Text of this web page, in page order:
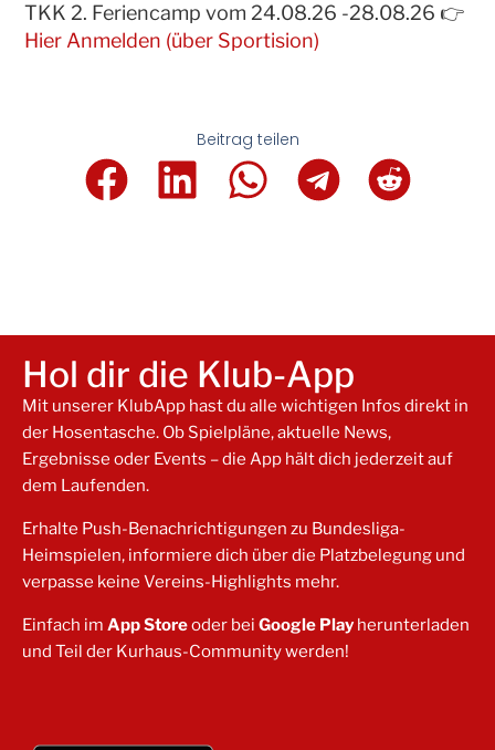
TKK 2. Feriencamp vom 24.08.26 -28.08.26 👉
Hier Anmelden (über Sportision)
Beitrag teilen
Hol dir die Klub-App
Mit unserer KlubApp hast du alle wichtigen Infos direkt in
der Hosentasche. Ob Spielpläne, aktuelle News,
Ergebnisse oder Events – die App hält dich jederzeit auf
dem Laufenden.
Erhalte Push-Benachrichtigungen zu Bundesliga-
Heimspielen, informiere dich über die Platzbelegung und
verpasse keine Vereins-Highlights mehr.
Einfach im App Storeoder bei Google Play herunterladen
und Teil der Kurhaus-Community werden!